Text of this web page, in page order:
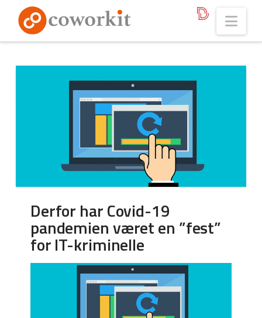
Derfor har Covid-19
pandemien været en ”fest”
for IT-kriminelle